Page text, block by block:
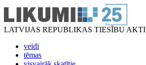
LATVIJAS REPUBLIKAS TIESĪBU AKTI
veidi
tēmas